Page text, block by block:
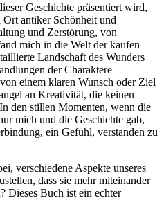
Geschichte präsentiert wird,
antiker Schönheit und
und Zerstörung, von
mich in die Welt der kaufen
Landschaft des Wunders
der Charaktere
einem klaren Wunsch oder Ziel
an Kreativität, die keinen
den stillen Momenten, wenn die
mich und die Geschichte gab,
ein Gefühl, verstanden zu
verschiedene Aspekte unseres
dass sie mehr miteinander
Dieses Buch ist ein echter